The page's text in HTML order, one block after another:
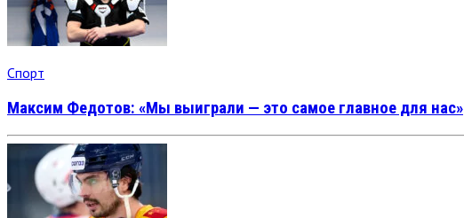
Спорт
Максим Федотов: «Мы выиграли — это самое главное для нас»